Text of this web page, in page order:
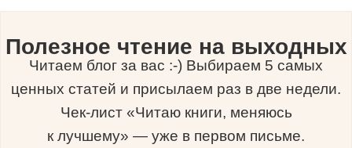
Полезное чтение на выходных
Читаем блог за вас :-) Выбираем 5 самых
ценных статей и присылаем раз в две недели.
Чек-лист «Читаю книги, меняюсь
к лучшему» — уже в первом письме.